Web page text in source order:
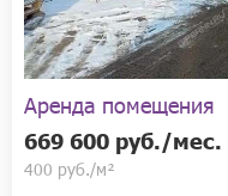
Аренда помещения
669 600 руб./мес.
400 руб./м²